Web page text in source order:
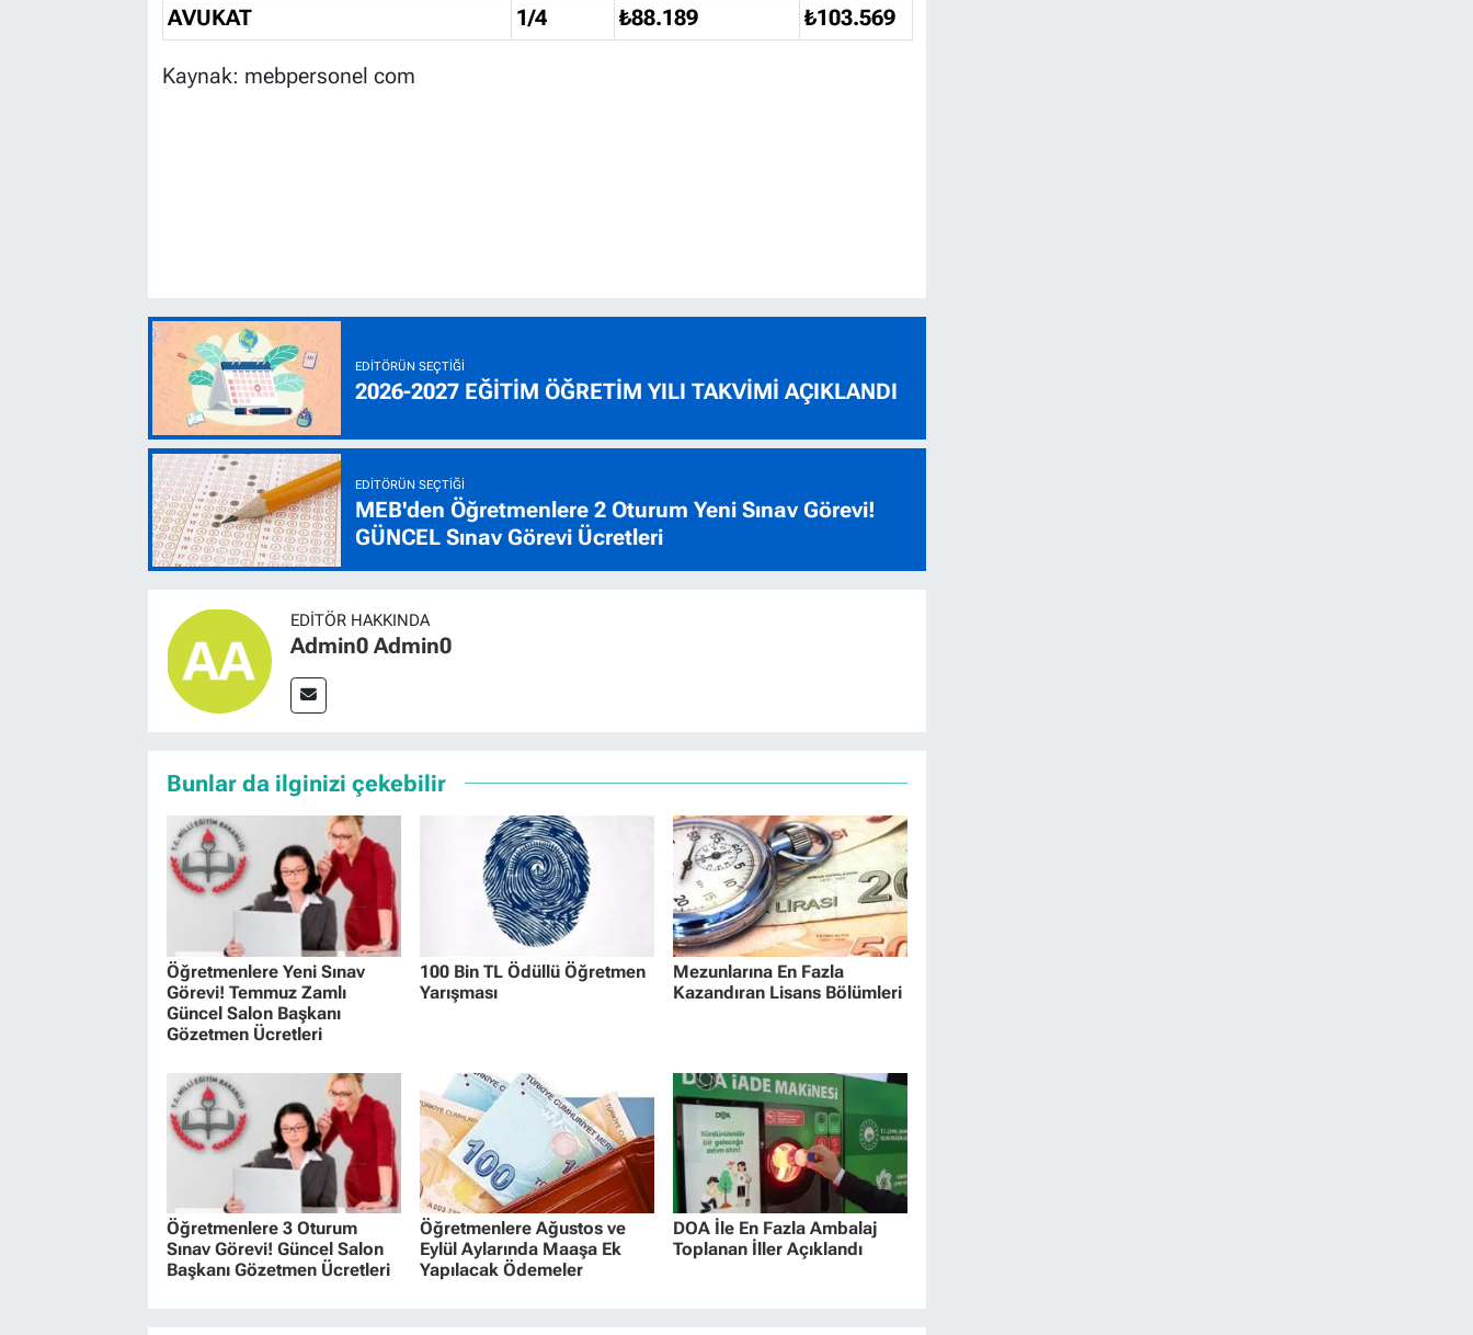
AVUKAT
1/4 ₺88.189 ₺103.569
Kaynak: mebpersonel com
EDITÖRÜN SEÇTIĞI
2026-2027 EĞİTİM ÖĞRETİM YILI TAKVİMİ AÇIKLANDI
EDITÖRÜN SEÇTIĞI
MEB'den Öğretmenlere 2 Oturum Yeni Sınav Görevi!
GÜNCEL Sınav Görevi Ücretleri
EDITÖR HAKKINDA
Admin0 Admin0
Bunlar da ilginizi çekebilir
Öğretmenlere Yeni Sınav
Görevi! Temmuz Zamlı
Güncel Salon Başkanı
Gözetmen Ücretleri
100 Bin TL Ödüllü Öğretmen
Yarışması
Mezunlarına En Fazla
Kazandıran Lisans Bölümleri
Öğretmenlere 3 Oturum
Sınav Görevi! Güncel Salon
Başkanı Gözetmen Ücretleri
Öğretmenlere Ağustos ve
Eylül Aylarında Maaşa Ek
Yapılacak Ödemeler
DOA İle En Fazla Ambalaj
Toplanan İller Açıklandı